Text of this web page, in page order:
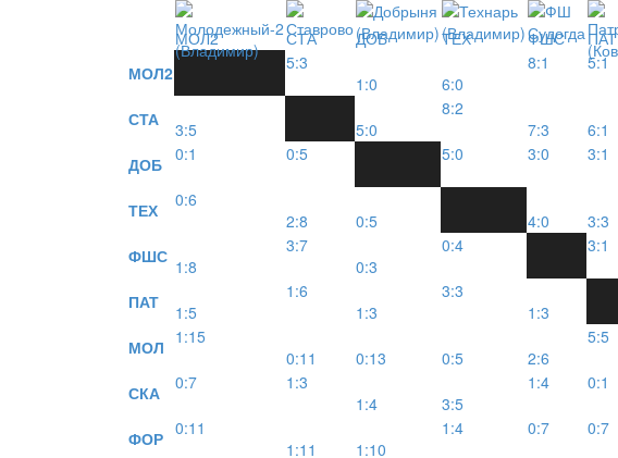
МОЛ2 СТА ДОБ ТЕХ ФШС ПАТ
МОЛ2
5:3
1:0
6:0
8:1
5:1
СТА 3:5 5:0
8:2
7:3
6:1
ДОБ 0:1 0:5 5:0 3:0 3:1
ТЕХ
0:6
2:8
0:5 4:0 3:3
ФШС 1:8
3:7
0:3
0:4 3:1
ПАТ
1:5
1:6
1:3
3:3
1:3
МОЛ 1:15
0:11
0:13 0:5 2:6
5:5
СКА 0:7
1:3
1:4
3:5
1:4
0:1
ФОР 0:11
1:11
1:10
1:4 0:7 0:7